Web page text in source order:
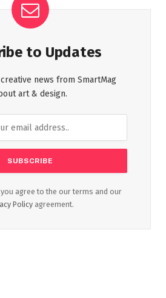
to Updates
news from SmartMag
art & design.
agree to the our terms and our
Policy agreement.